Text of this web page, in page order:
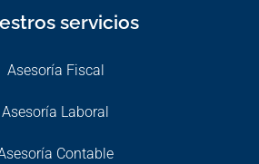
servicios
Asesoría Fiscal
Asesoría Laboral
Contable